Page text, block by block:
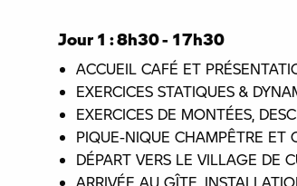
Jour 1 : 8h30 - 17h30
ACCUEIL CAFÉ ET
EXERCICES STATIQUES &
EXERCICES DE MONTÉES,
PIQUE-NIQUE CHAMPÊTRE ET
DÉPART VERS LE VILLAGE DE
ARRIVÉE AU GÎTE,